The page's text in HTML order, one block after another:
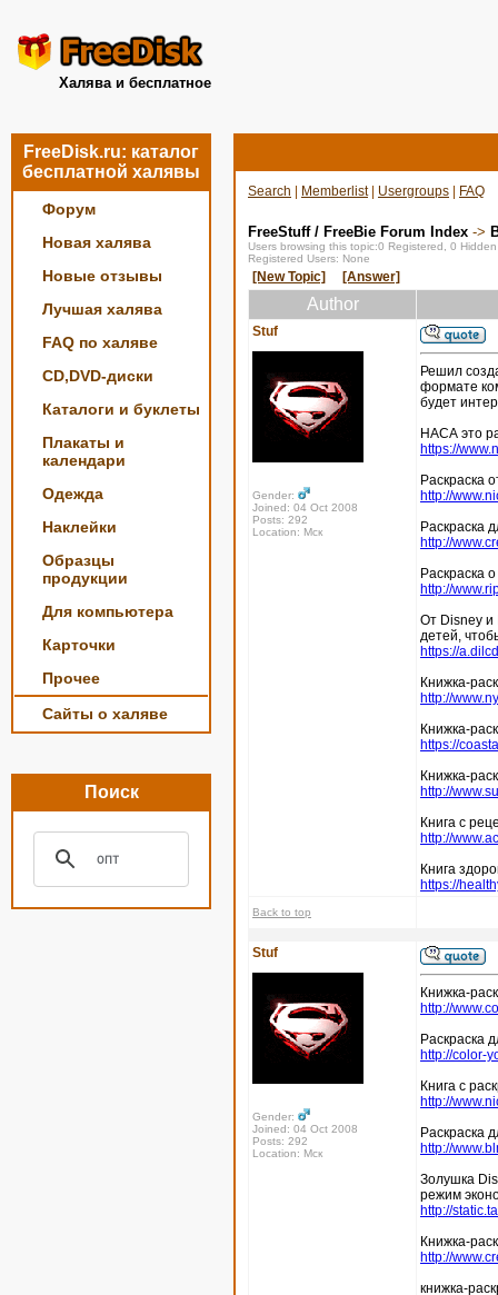
Халява и бесплатное
FreeDisk.ru: каталог
бесплатной халявы
Форум
Новая халява
Новые отзывы
Лучшая халява
FAQ по халяве
CD,DVD-диски
Каталоги и буклеты
Плакаты и
календари
Одежда
Наклейки
Образцы
продукции
Для компьютера
Карточки
Прочее
Сайты о халяве
Поиск
Search Memberlist| Usergroups FAQ
FreeStuff / FreeBie Forum Index ->
Users browsing this topic:0 Registered, 0
Registered Users: None
[New Topic] [Answer]
Author
Stuf
Gender:
Joined: 04 Oct 2008
Posts: 292
Location: Мск
Решил
формате
будет
НАСА это
https://
Раскраска
http://
Раскраска
http://
Раскраска
http://
От Disney и
детей,
https://
Книжка-
http://
Книжка-
https://
Книжка-
http://
Книга с
http://
Книга
https://
Back to top
Stuf
Gender:
Joined: 04 Oct 2008
Posts: 292
Location: Мск
Книжка-
http://
Раскраска
http://color-
Книга с
http://
Раскраска
http://
Золушка
режим
http://
Книжка-
http://
книжка-